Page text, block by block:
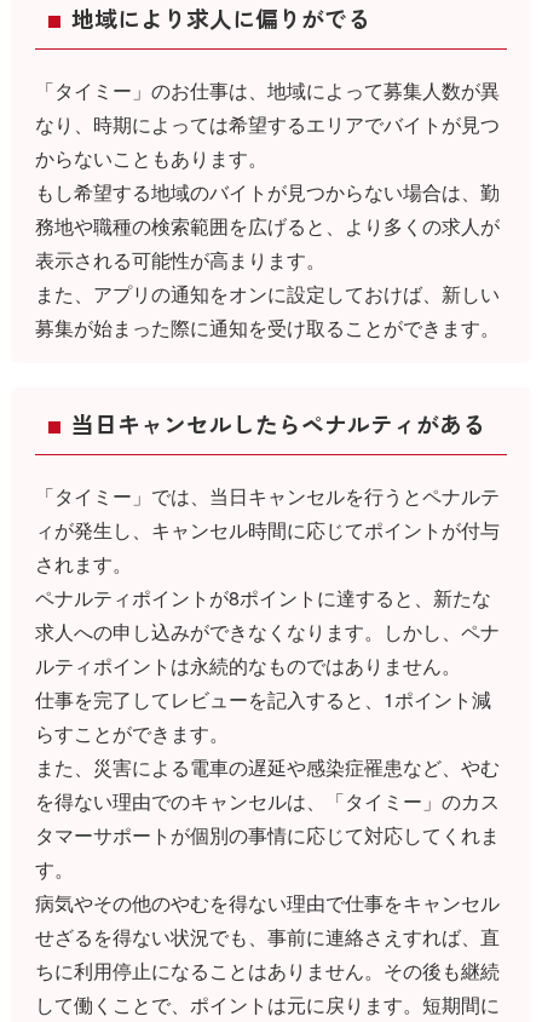
地域により求人に偏りがでる
「タイミー」のお仕事は、地域によって募集人数が異
なり、時期によっては希望するエリアでバイトが見つ
からないこともあります。
もし希望する地域のバイトが見つからない場合は、勤
務地や職種の検索範囲を広げると、より多くの求人が
表示される可能性が高まります。
また、アプリの通知をオンに設定しておけば、新しい
募集が始まった際に通知を受け取ることができます。
当日キャンセルしたらペナルティがある
「タイミー」では、当日キャンセルを行うとペナルテ
ィが発生し、キャンセル時間に応じてポイントが付与
されます。
ペナルティポイントが8ポイントに達すると、新たな
求人への申し込みができなくなります。しかし、ペナ
ルティポイントは永続的なものではありません。
仕事を完了してレビューを記入すると、1ポイント減
らすことができます。
また、災害による電車の遅延や感染症罹患など、やむ
を得ない理由でのキャンセルは、「タイミー」のカス
タマーサポートが個別の事情に応じて対応してくれま
す。
病気やその他のやむを得ない理由で仕事をキャンセル
せざるを得ない状況でも、事前に連絡さえすれば、直
ちに利用停止になることはありません。その後も継続
して働くことで、ポイントは元に戻ります。短期間に